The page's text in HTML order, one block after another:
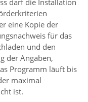
eine Kopie der
für das
und den
der Angaben,
Programm läuft bis
maximal
ist.